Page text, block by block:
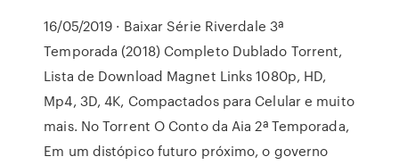
16/05/2019 · Baixar Série Riverdale 3ª
Temporada (2018) Completo Dublado Torrent,
Lista de Download Magnet Links 1080p, HD,
Mp4, 3D, 4K, Compactados para Celular e muito
mais. No Torrent O Conto da Aia 2ª Temporada,
Em um distópico futuro próximo, o governo